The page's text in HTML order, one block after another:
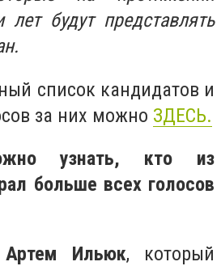
будут представлять
список кандидатов и
за них можно ЗДЕСЬ.
узнать, кто из
больше всех голосов
Артем Ильюк, который